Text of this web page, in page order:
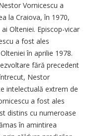
Vornicescu a
la Craiova, în 1970,
Olteniei. Episcop-vicar
a fost ales
în aprilie 1978.
fără precedent
Nestor
intelectuală extrem de
a fost ales
distins cu numeroase
în amintirea